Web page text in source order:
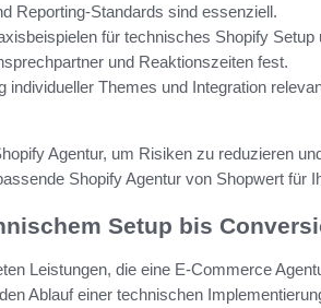
Reporting-Standards sind essenziell.
für technisches Shopify Setup
und Reaktionszeiten fest.
individueller Themes und Integration
Agentur, um Risiken zu reduzieren
Shopify Agentur von Shopwert für
Setup bis
Leistungen, die eine E-Commerce
Ablauf einer technischen